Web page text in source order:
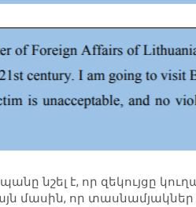
նշել է, որ զեկույցը
այն մասին, որ